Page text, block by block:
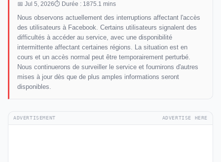
📅 Jul 5, 2026⏱ Durée : 1875.1 mins
Nous observons actuellement des interruptions affectant l'accès
des utilisateurs à Facebook. Certains utilisateurs signalent des
difficultés à accéder au service, avec une disponibilité
intermittente affectant certaines régions. La situation est en
cours et un accès normal peut être temporairement perturbé.
Nous continuerons de surveiller le service et fournirons d'autres
mises à jour dès que de plus amples informations seront
disponibles.
ADVERTISEMENT ADVERTISE HERE